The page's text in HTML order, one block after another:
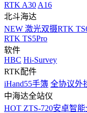
RTK A30 A16
北斗海达
NEW 激光双摄RTK
RTK TS5Pro
软件
HBC Hi-Survey
RTK配件
iHand55手簿 全协议外
中海达全站仪
HOT ZTS-720安卓智